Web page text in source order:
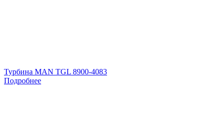
Турбина MAN TGL 8900-4083
Подробнее